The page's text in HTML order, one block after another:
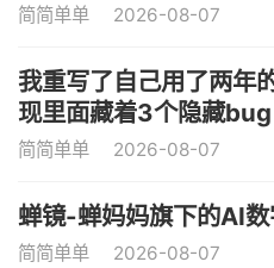
简简单单 2026-08-07
我重写了自己用了两
现里面藏着3个隐藏bug
简简单单 2026-08-07
蝉镜-蝉妈妈旗下的AI
简简单单 2026-08-07